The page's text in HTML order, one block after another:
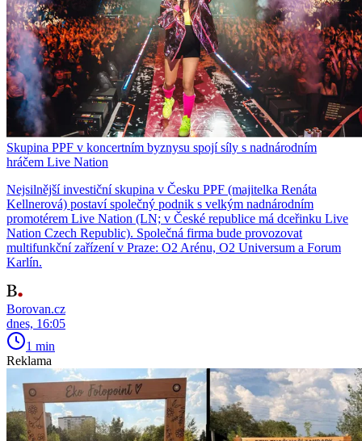
Skupina PPF v koncertním byznysu spojí síly s nadnárodním
hráčem Live Nation
Nejsilnější investiční skupina v Česku PPF (majitelka Renáta
Kellnerová) postaví společný podnik s velkým nadnárodním
promotérem Live Nation (LN; v České republice má dceřinku Live
Nation Czech Republic). Společná firma bude provozovat
multifunkční zařízení v Praze: O2 Arénu, O2 Universum a Forum
Karlín.
Borovan.cz
dnes, 16:05
1 min
Reklama